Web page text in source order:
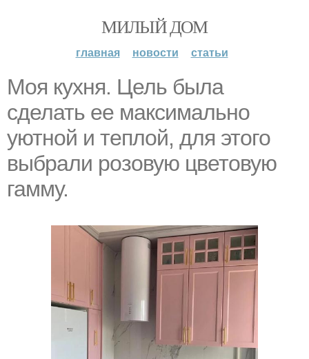
МИЛЫЙ ДОМ
главная новости статьи
Моя кухня. Цель была
сделать ее максимально
уютной и теплой, для этого
выбрали розовую цветовую
гамму.